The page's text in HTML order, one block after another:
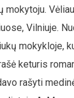
mokytoju.
Vilniuje.
mokykloje,
keturis
rašyti